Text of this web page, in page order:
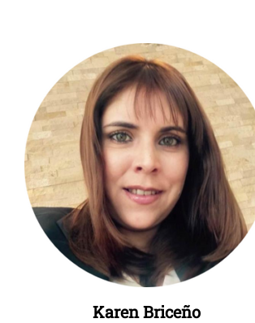
Karen Briceño